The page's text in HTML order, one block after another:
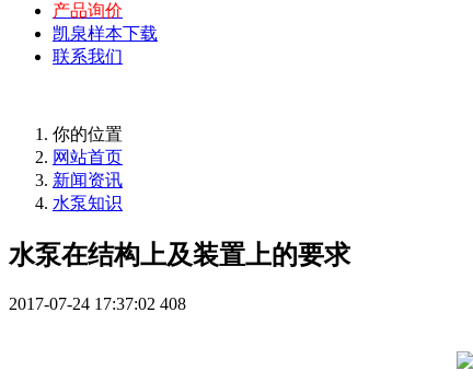
产品询价
凯泉样本下载
联系我们
你的位置
网站首页
新闻资讯
水泵知识
水泵在结构上及装置上的要求
2017-07-24 17:37:02 408